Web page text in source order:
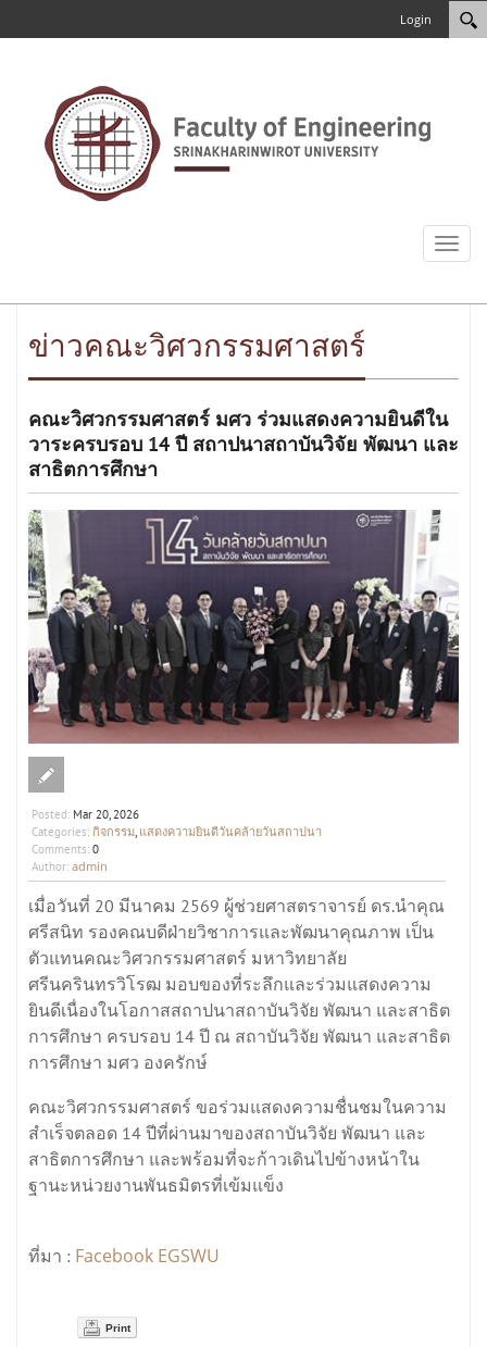
Login
Toggle
ข่าวคณะวิศวกรรมศาสตร์
คณะวิศวกรรมศาสตร์ มศว ร่วมแสดงความยินดีใน
วาระครบรอบ 14 ปี สถาปนาสถาบันวิจัย พัฒนา และ
สาธิตการศึกษา
Posted: Mar 20, 2026
Categories: กิจกรรม, แสดงความยินดีวันคล้ายวันสถาปนา
Comments: 0
Author: admin
เมื่อวันที่ 20 มีนาคม 2569 ผู้ช่วยศาสตราจารย์ ดร.นำคุณ
ศรีสนิท รองคณบดีฝ่ายวิชาการและพัฒนาคุณภาพ เป็น
ตัวแทนคณะวิศวกรรมศาสตร์ มหาวิทยาลัย
ศรีนครินทรวิโรฒ มอบของที่ระลึกและร่วมแสดงความ
ยินดีเนื่องในโอกาสสถาปนาสถาบันวิจัย พัฒนา และสาธิต
การศึกษา ครบรอบ 14 ปี ณ สถาบันวิจัย พัฒนา และสาธิต
การศึกษา มศว องครักษ์
คณะวิศวกรรมศาสตร์ ขอร่วมแสดงความชื่นชมในความ
สำเร็จตลอด 14 ปีที่ผ่านมาของสถาบันวิจัย พัฒนา และ
สาธิตการศึกษา และพร้อมที่จะก้าวเดินไปข้างหน้าใน
ฐานะหน่วยงานพันธมิตรที่เข้มแข็ง
ที่มา : Facebook EGSWU
Print